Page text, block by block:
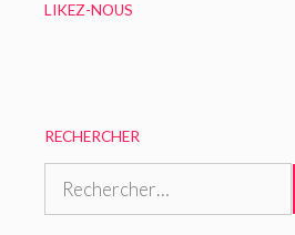
LIKEZ-NOUS
RECHERCHER
Rechercher :